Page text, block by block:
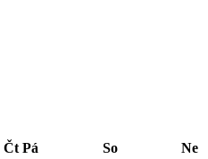
Čt Pá So Ne